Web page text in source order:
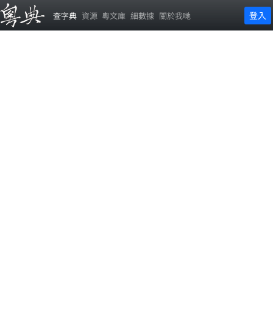
查字典 資源 粵文庫 細數據 關於我哋 登入